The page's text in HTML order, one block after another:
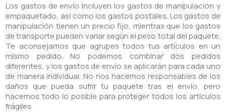
Los gastos de envío incluyen los gastos de manipulación y
empaquetado, así como los gastos postales. Los gastos de
manipulación tienen un precio fijo, mientras que los gastos
de transporte pueden variar según el peso total del paquete.
Te aconsejamos que agrupes todos tus artículos en un
mismo pedido. No podemos combinar dos pedidos
diferentes, y los gastos de envío se aplicarán para cada uno
de manera individual. No nos hacemos responsables de los
daños que pueda sufrir tu paquete tras el envío, pero
hacemos todo lo posible para proteger todos los artículos
frágiles.